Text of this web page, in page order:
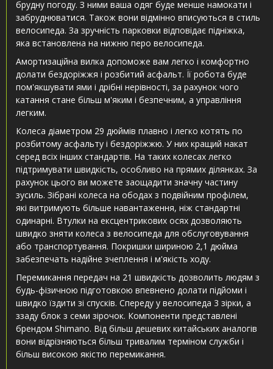
брудну погоду. З ними ваша одяг буде менше намокати і
забруднюватися. Також вони відмінно вписуються в стиль
велосипеда. За зручність парковки відповідає підніжка,
яка встановлена ​​на нижню перо велосипеда.
Амортизаційна вилка допоможе вам легко і комфортно
долати бездоріжжя і розбитий асфальт. Її робота буде
пом'якшувати ями і дрібні нерівності, за рахунок чого
катання стане більш м'яким і безпечним, а управління
легким.
Колеса діаметром 29 дюймів плавно і легко котять по
розбитому асфальту і бездоріжжю. У них кращий накат
серед всіх інших стандартів. На таких колесах легко
підтримувати швидкість, особливо на прямих ділянках. За
рахунок цього ви можете заощадити значну частину
зусиль. Зібрані колеса на ободах з подвійним профілем,
які витримують більше навантаження, ніж стандартні
одинарні. Втулки на ексцентрикових осях дозволяють
швидко зняти колеса з велосипеда для обслуговування
або транспортування. Покришки шириною 2,1 дюйма
забезпечать надійне зчеплення і м'якість ходу.
Перемикання передач на 21 швидкість дозволить людям з
будь-фізичною підготовкою впевнено долати підйоми і
швидко їздити зі спусків. Спереду у велосипеда 3 зірки, а
ззаду блок з семи зірочок. Компоненти представлені
брендом Shimano. Від більш дешевих китайських аналогів
вони відрізняються більш тривалим терміном служби і
більш високою якістю перемикання.